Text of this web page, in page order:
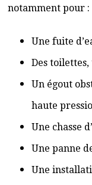
notamment pour :
Une fuite
Des
Un égout
haute
Une chasse
Une panne
Une